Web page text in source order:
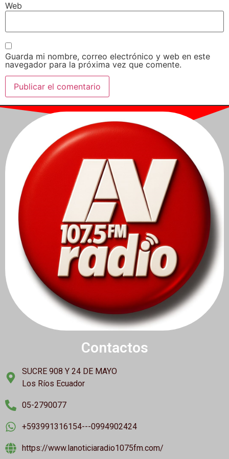
Web
Guarda mi nombre, correo electrónico y web en este
navegador para la próxima vez que comente.
Contactos
SUCRE 908 Y 24 DE MAYO
Los Ríos Ecuador
05-2790077
+593991316154---0994902424
https://www.lanoticiaradio1075fm.com/